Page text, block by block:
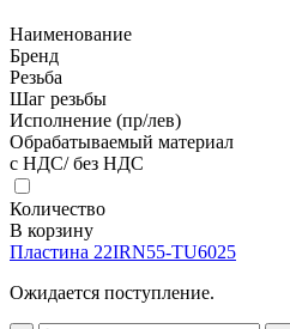
Наименование
Бренд
Резьба
Шаг резьбы
Исполнение (пр/лев)
Обрабатываемый материал
с НДС/ без НДС
Количество
В корзину
Пластина 22IRN55-TU6025
Ожидается поступление.